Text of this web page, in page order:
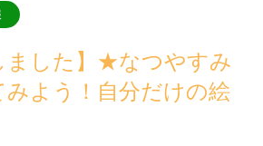
ました】★なつやすみ
よう！自分だけの絵